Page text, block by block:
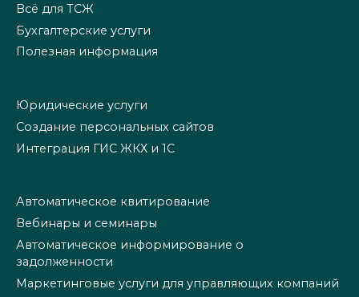
Всё для ТСЖ
Бухгалтерские услуги
Полезная информация
Юридические услуги
Создание персональных сайтов
Интеграция ГИС ЖКХ и 1С
Автоматическое квитирование
Вебинары и семинары
Автоматическое информирование о
задолженности
Маркетинговые услуги для управляющих компаний